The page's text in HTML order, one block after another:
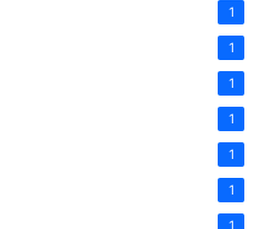
1
1
1
1
1
1
1